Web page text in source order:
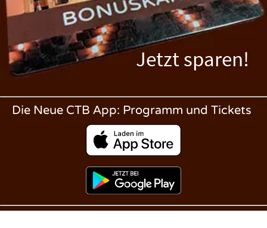
Jetzt sparen!
Die Neue CTB App: Programm und Tickets